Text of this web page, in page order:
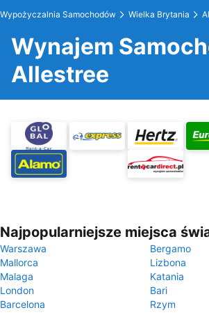
Wypożyczalnia Samochodów Wielka Brytania
Wynajem
Allestree
Najpopularniejsze miejsca
Warszawa
Bergamo
Mallorca
Lizbona
Malaga
Katania
London
Bari
Barcelona
Rzym